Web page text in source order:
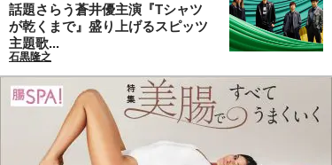
話題さらう蒼井優主演『Tシャツ
が乾くまで』盛り上げるスピッツ
主題歌...
石黒隆之